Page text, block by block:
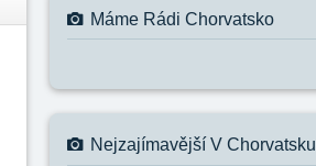
Máme Rádi Chorvatsko
Nejzajímavější V Chorvatsku